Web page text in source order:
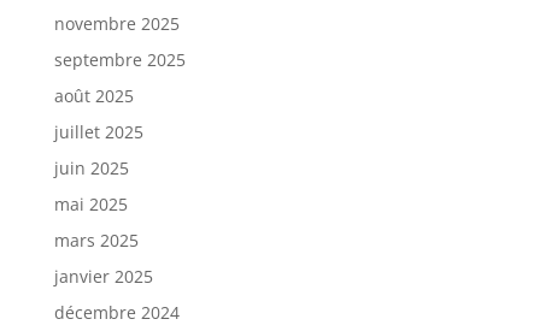
novembre 2025
septembre 2025
août 2025
juillet 2025
juin 2025
mai 2025
mars 2025
janvier 2025
décembre 2024